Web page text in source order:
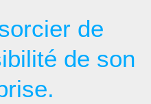
de
de son